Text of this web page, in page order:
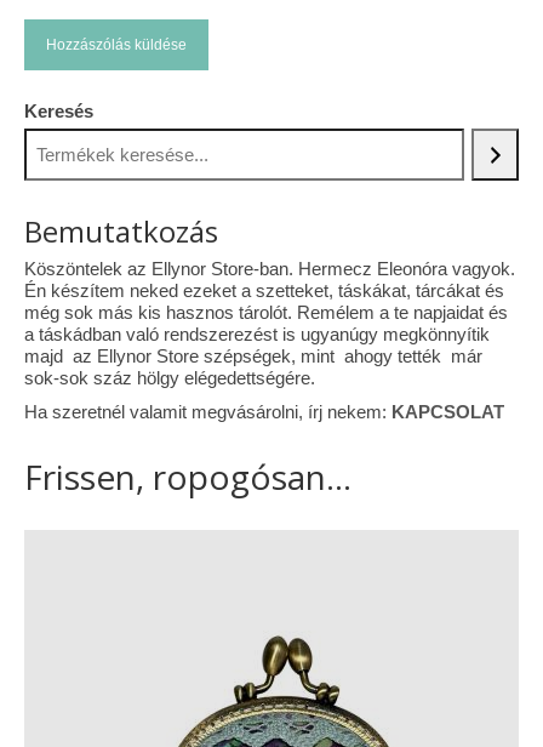
Keresés
Bemutatkozás
Köszöntelek az Ellynor Store-ban. Hermecz Eleonóra vagyok.
Én készítem neked ezeket a szetteket, táskákat, tárcákat és
még sok más kis hasznos tárolót. Remélem a te napjaidat és
a táskádban való rendszerezést is ugyanúgy megkönnyítik
majd az Ellynor Store szépségek, mint ahogy tették már
sok-sok száz hölgy elégedettségére.
Ha szeretnél valamit megvásárolni, írj nekem: KAPCSOLAT
Frissen, ropogósan...